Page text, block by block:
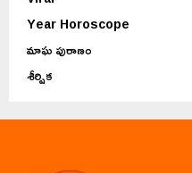
Year Horoscope
మాఘ పురాణం
శీర్షిక